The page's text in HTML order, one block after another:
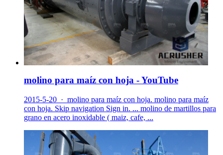
molino para maíz con hoja - YouTube
2015-5-20 · molino para maíz con hoja. molino para maíz
con hoja. Skip navigation Sign in. ... molino de martillos para
grano en acero inoxidable ( maiz, cafe, ...